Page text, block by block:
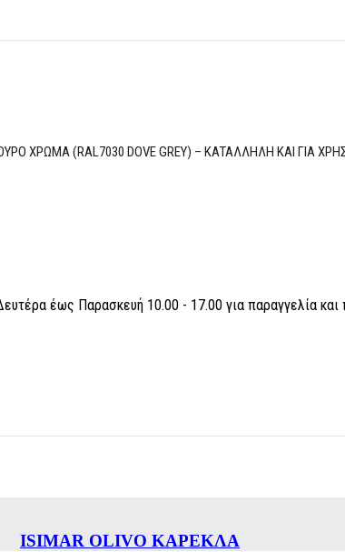
ΧΡΩΜΑ (RAL7030 DOVE GREY) – ΚΑΤΑΛΛΗΛΗ ΚΑΙ ΓΙΑ
έως Παρασκευή 10.00 - 17.00 για παραγγελία
ISIMAR OLIVO ΚΑΡΕΚΛΑ